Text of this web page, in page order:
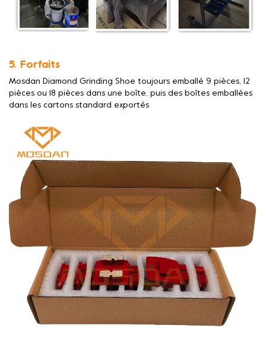
5. Forfaits
Mosdan Diamond Grinding Shoe toujours emballé 9 pièces, 12
pièces ou 18 pièces dans une boîte, puis des boîtes emballées
dans les cartons standard exportés